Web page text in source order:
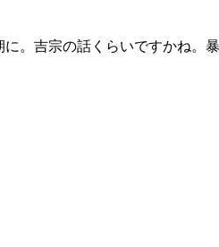
。吉宗の話くらいですかね。暴